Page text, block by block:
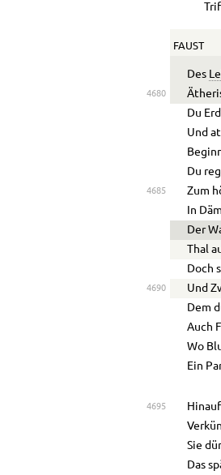
FAUST
Des
4680
Du
Und
Du
4685
Zum
In
Der
Thal
Doch
4690
Und
Dem
Auch
Wo
Ein
4695
Sie
Das